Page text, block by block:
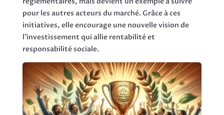
pour les autres acteurs du marché. Grâce à ces
initiatives, elle encourage une nouvelle vision de
l’investissement qui allie rentabilité et
responsabilité sociale.